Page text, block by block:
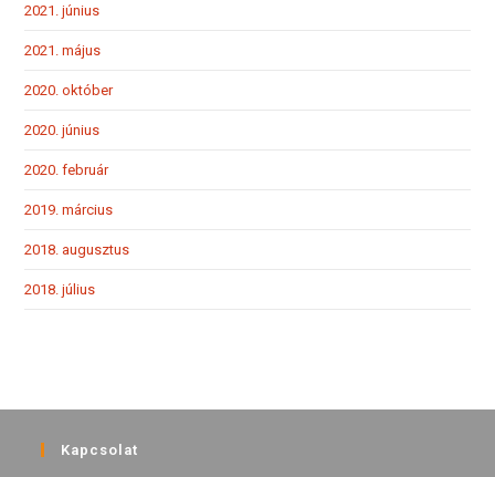
2021. június
2021. május
2020. október
2020. június
2020. február
2019. március
2018. augusztus
2018. július
Kapcsolat